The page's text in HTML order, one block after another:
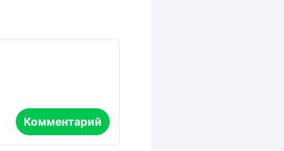
Комментарий